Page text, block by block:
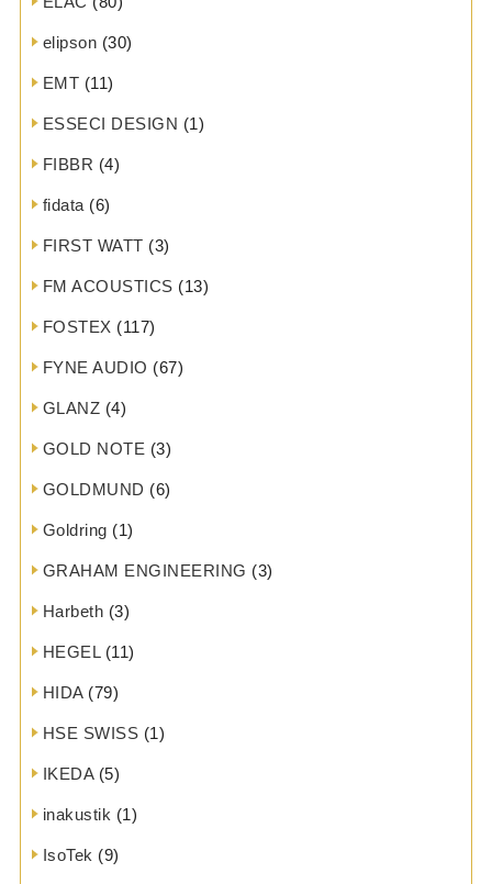
elipson (30)
EMT (11)
ESSECI DESIGN (1)
FIBBR (4)
fidata (6)
FIRST WATT (3)
FM ACOUSTICS (13)
FOSTEX (117)
FYNE AUDIO (67)
GLANZ (4)
GOLD NOTE (3)
GOLDMUND (6)
Goldring (1)
GRAHAM ENGINEERING (3)
Harbeth (3)
HEGEL(11)
HIDA(79)
HSE SWISS (1)
IKEDA(5)
inakustik (1)
IsoTek (9)